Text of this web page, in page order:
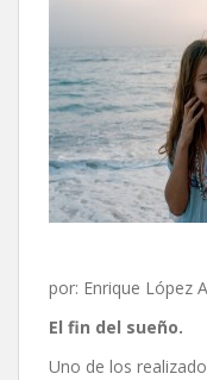
por: Enrique López
El fin del sueño.
Uno de los